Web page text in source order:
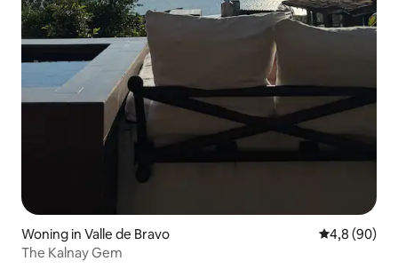
Woning in Valle de Bravo Gemiddelde
4,8 (90)
The Kalnay Gem